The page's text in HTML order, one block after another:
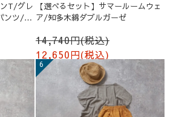
ンT/グレ
ンツ/生
【選べるセット】サマールームウェ
ア/知多木綿ダブルガーゼ
14,740円(税込)
12,650円(税込)